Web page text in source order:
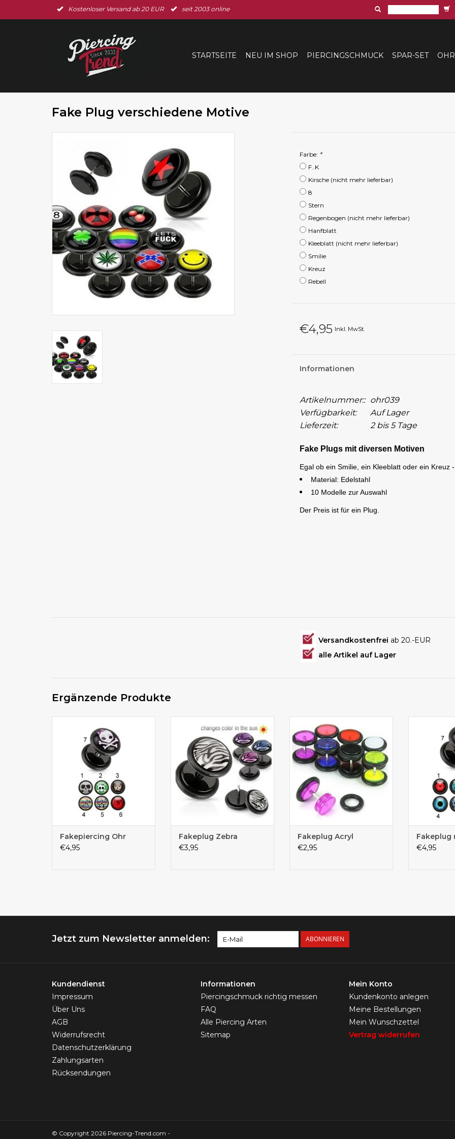
Kostenloser Versand ab 20 EUR seit 2003 online
STARTSEITE NEU IM SHOP PIERCINGSCHMUCK SPAR-SET
Fake Plug verschiedene Motive
Farbe: *
F..K
Kirsche (nicht mehr lieferbar)
8
Stern
Regenbogen (nicht mehr lieferbar)
Hanfblatt
Kleeblatt (nicht mehr lieferbar)
Smilie
Kreuz
Rebell
€4,95 Inkl. MwSt.
Informationen
Artikelnummer::
ohr039
Verfügbarkeit:
Auf Lager
Lieferzeit:
2 bis 5 Tage
Fake Plugs mit diversen Motiven
Egal ob ein Smilie, ein Kleeblatt oder ein Kreuz
Material: Edelstahl
10 Modelle zur Auswahl
Der Preis ist für ein Plug.
Versandkostenfrei ab 20.-EUR
alle Artikel auf Lager
Ergänzende Produkte
in verschiedenen Motiven
Fakepiercing Ohr
€4,95
sieht der Fake noch echter aus!
Fakeplug Zebra
€3,95
Fakeplug Acryl
€2,95
Fakeplug
€4,95
Jetzt zum Newsletter anmelden: ABONNIEREN
Kundendienst
Impressum
Über Uns
AGB
Widerrufsrecht
Datenschutzerklärung
Zahlungsarten
Rücksendungen
Informationen
Piercingschmuck richtig messen
FAQ
Alle Piercing Arten
Sitemap
Mein Konto
Kundenkonto anlegen
Meine Bestellungen
Mein Wunschzettel
Vertrag widerrufen
© Copyright 2026 Piercing-Trend.com -